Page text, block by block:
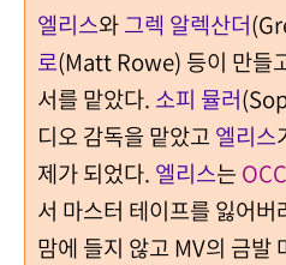
엘리스와그렉 알렉산더
로(Matt Rowe) 등이 만들
서를 맡았다. 소피 뮬러
디오 감독을 맡았고 엘리스
제가 되었다. 엘리스는 OCC
서 마스터 테이프를 잃어
맘에 들지 않고 MV의 금발